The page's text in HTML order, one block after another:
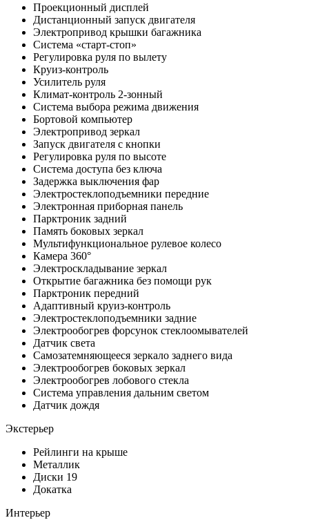
Проекционный дисплей
Дистанционный запуск двигателя
Электропривод крышки багажника
Система «старт-стоп»
Регулировка руля по вылету
Круиз-контроль
Усилитель руля
Климат-контроль 2-зонный
Система выбора режима движения
Бортовой компьютер
Электропривод зеркал
Запуск двигателя с кнопки
Регулировка руля по высоте
Система доступа без ключа
Задержка выключения фар
Электростеклоподъемники передние
Электронная приборная панель
Парктроник задний
Память боковых зеркал
Мультифункциональное рулевое колесо
Камера 360°
Электроскладывание зеркал
Открытие багажника без помощи рук
Парктроник передний
Адаптивный круиз-контроль
Электростеклоподъемники задние
Электрообогрев форсунок стеклоомывателей
Датчик света
Самозатемняющееся зеркало заднего вида
Электрообогрев боковых зеркал
Электрообогрев лобового стекла
Система управления дальним светом
Датчик дождя
Экстерьер
Рейлинги на крыше
Металлик
Диски 19
Докатка
Интерьер